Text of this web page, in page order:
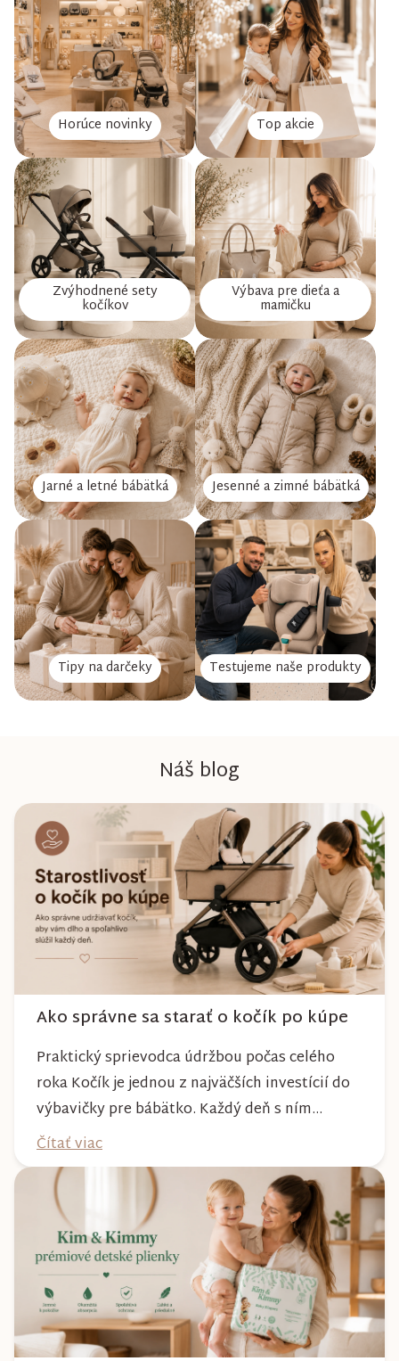
Horúce novinky Top akcie
Zvýhodnené sety
kočíkov
Výbava pre dieťa a
mamičku
Jarné a letné bábätká Jesenné a zimné bábätká
Tipy na darčeky Testujeme naše produkty
Náš blog
Ako správne sa starať o kočík po kúpe
Praktický sprievodca údržbou počas celého
roka Kočík je jednou z najväčších investícií do
výbavičky pre bábätko. Každý deň s ním
absolvujete prechádzky po meste, v parkoch,
na lesných chodníkoch aj počas nepriaznivého
počasia. Pravidelnou starostlivosťou si však
môžete byť istí, že vám bude spoľahlivo slúžiť
dlhé roky a zachová si svoj krásny vzhľ...
Čítať viac